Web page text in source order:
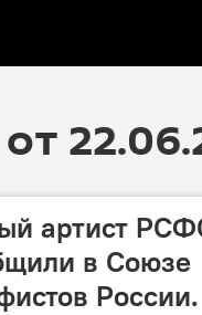
артист
в Союзе
России.